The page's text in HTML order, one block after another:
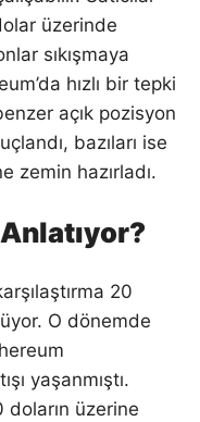
üzerinde
sıkışmaya
hızlı bir tepki
açık pozisyon
bazıları ise
zemin hazırladı.
20
O dönemde
yaşanmıştı.
doların üzerine